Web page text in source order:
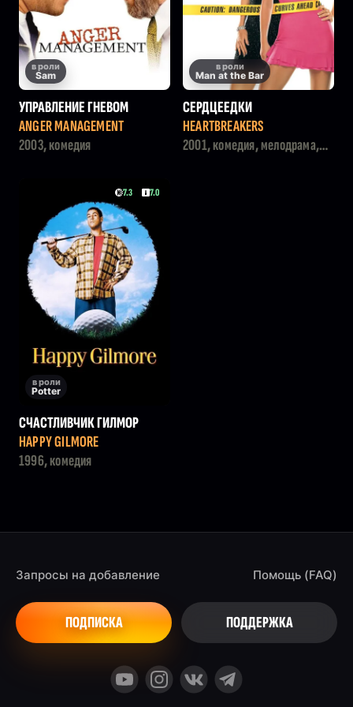
в роли
Sam
УПРАВЛЕНИЕ ГНЕВОМ
ANGER MANAGEMENT
2003, комедия
в роли
Man at the Bar
СЕРДЦЕЕДКИ
HEARTBREAKERS
2001, комедия, мелодрама,
7.3 7.0
в роли
Potter
СЧАСТЛИВЧИК ГИЛМОР
HAPPY GILMORE
1996, комедия
Запросы на добавление
ПОДПИСКА
Помощь (FAQ)
ПОДДЕРЖКА